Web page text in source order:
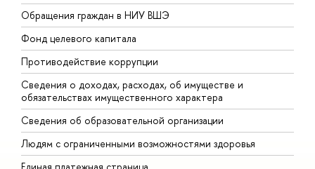
Обращения граждан в НИУ ВШЭ
Фонд целевого капитала
Противодействие коррупции
Сведения о доходах, расходах, об имуществе и
обязательствах имущественного характера
Сведения об образовательной организации
Людям с ограниченными возможностями здоровья